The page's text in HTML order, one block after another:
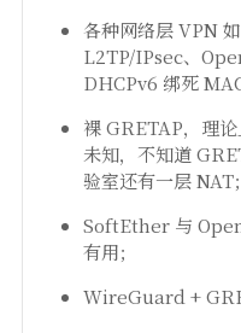
各种网络层 VPN
L2TP/IPsec、
DHCPv6 绑死
裸 GRETAP，理
未知，不知道
验室还有一层 NAT；
SoftEther 与
有用；
WireGuard +